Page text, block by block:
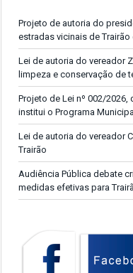
Projeto de autoria do
estradas vicinais de
Lei de autoria do vereador
limpeza e conservação de
Projeto de Lei nº 002/
institui o Programa
Lei de autoria do vereador
Trairão
Audiência Pública debate
medidas efetivas para